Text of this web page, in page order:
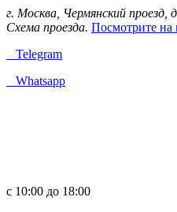
г. Москва, Чермянский проезд,
Схема проезда. Посмотрите на
Telegram
Whatsapp
с 10:00 до 18:00